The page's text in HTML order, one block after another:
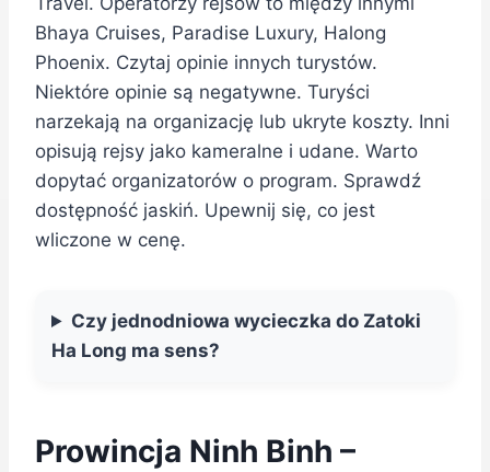
Bhaya Cruises, Paradise Luxury, Halong
Phoenix. Czytaj opinie innych turystów.
Niektóre opinie są negatywne. Turyści
narzekają na organizację lub ukryte koszty. Inni
opisują rejsy jako kameralne i udane. Warto
dopytać organizatorów o program. Sprawdź
dostępność jaskiń. Upewnij się, co jest
wliczone w cenę.
Czy jednodniowa wycieczka do Zatoki
Ha Long ma sens?
Prowincja Ninh Binh –